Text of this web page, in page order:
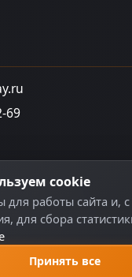
69
соглашение
данных
cookie
работы сайта и,
для сбора
Принять все